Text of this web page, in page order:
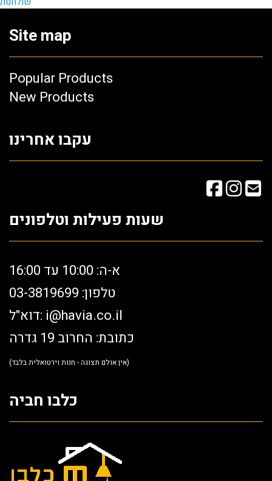
Site map
Popular Products
New Products
עקבו אחרינו
שעות פעילות וטלפונים
א-ה: 10:00 עד 16:00
טלפון: 03-3819699
דוא"ל: i@havia.co.il
כתובת: החרוב 19 גדרה
(אין אולם תצוגה - חנות וירטואלית בלבד)
כלבו חביה